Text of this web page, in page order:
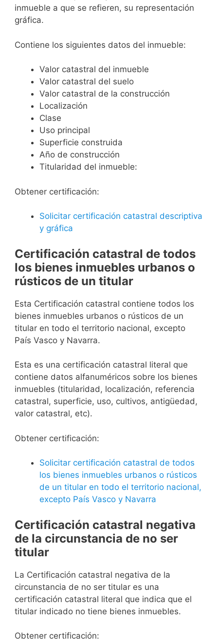
inmueble a que se refieren, su representación
gráfica.
Contiene los siguientes datos del inmueble:
Valor catastral del inmueble
Valor catastral del suelo
Valor catastral de la construcción
Localización
Clase
Uso principal
Superficie construida
Año de construcción
Titularidad del inmueble:
Obtener certificación:
Solicitar certificación catastral descriptiva
y gráfica
Certificación catastral de todos
los bienes inmuebles urbanos o
rústicos de un titular
Esta Certificación catastral contiene todos los
bienes inmuebles urbanos o rústicos de un
titular en todo el territorio nacional, excepto
País Vasco y Navarra.
Esta es una certificación catastral literal que
contiene datos alfanuméricos sobre los bienes
inmuebles (titularidad, localización, referencia
catastral, superficie, uso, cultivos, antigüedad,
valor catastral, etc).
Obtener certificación:
Solicitar certificación catastral de todos
los bienes inmuebles urbanos o rústicos
de un titular en todo el territorio nacional,
excepto País Vasco y Navarra
Certificación catastral negativa
de la circunstancia de no ser
titular
La Certificación catastral negativa de la
circunstancia de no ser titular es una
certificación catastral literal que indica que el
titular indicado no tiene bienes inmuebles.
Obtener certificación: